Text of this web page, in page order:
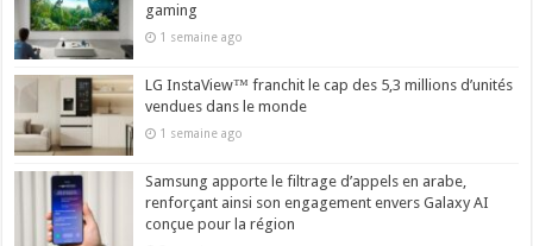
gaming
1 semaine ago
LG InstaView™ franchit le cap des 5,3 millions d’unités
vendues dans le monde
1 semaine ago
Samsung apporte le filtrage d’appels en arabe,
renforçant ainsi son engagement envers Galaxy AI
conçue pour la région